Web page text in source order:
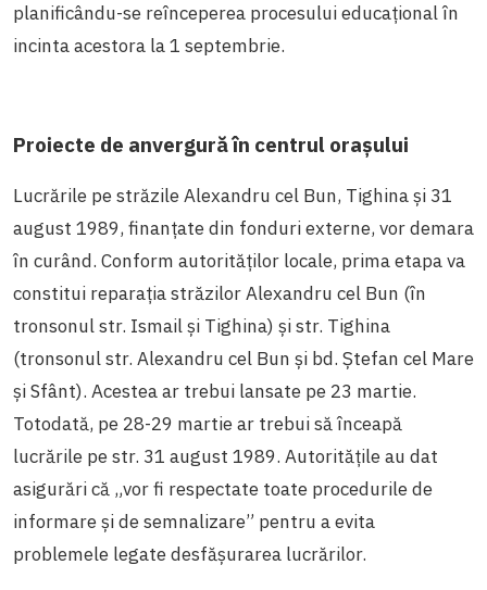
planificându-se reînceperea procesului educațional în
incinta acestora la 1 septembrie.
Proiecte de anvergură în centrul orașului
Lucrările pe străzile Alexandru cel Bun, Tighina și 31
august 1989, finanțate din fonduri externe, vor demara
în curând. Conform autorităților locale, prima etapa va
constitui reparația străzilor Alexandru cel Bun (în
tronsonul str. Ismail și Tighina) și str. Tighina
(tronsonul str. Alexandru cel Bun și bd. Ștefan cel Mare
și Sfânt). Acestea ar trebui lansate pe 23 martie.
Totodată, pe 28-29 martie ar trebui să înceapă
lucrările pe str. 31 august 1989. Autoritățile au dat
asigurări că „vor fi respectate toate procedurile de
informare și de semnalizare” pentru a evita
problemele legate desfășurarea lucrărilor.